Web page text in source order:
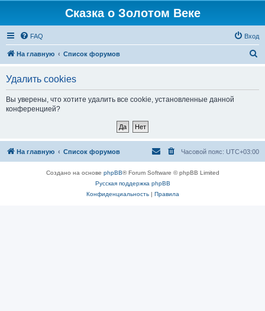
Сказка о Золотом Веке
FAQ Вход
На главную Список форумов
Удалить cookies
Вы уверены, что хотите удалить все cookie, установленные данной
конференцией?
На главную Список форумов Часовой пояс: UTC+03:00
Создано на основе phpBB® Forum Software © phpBB Limited
Русская поддержка phpBB
Конфиденциальность| Правила